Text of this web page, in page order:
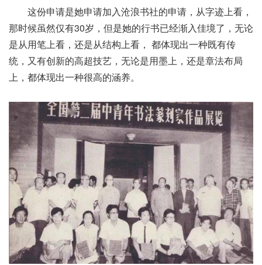
这份申请是她申请加入沧浪书社的申请，从字迹上看，
那时候虽然仅有30岁，但是她的行书已经渐入佳境了，无论
是从用笔上看，还是从结构上看， 都体现出一种既有传
统，又有创新的高超技艺，无论是用墨上，还是章法布局
上，都体现出一种很高的涵养。